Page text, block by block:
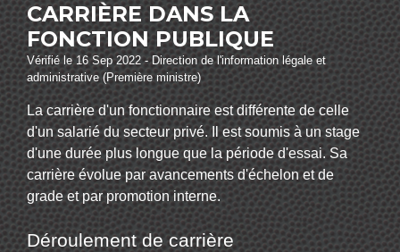
CARRIÈRE DANS LA
FONCTION PUBLIQUE
Vérifié le 16 Sep 2022 - Direction de l'information légale et
administrative (Première ministre)
La carrière d'un fonctionnaire est différente de celle
d'un salarié du secteur privé. Il est soumis à un stage
d'une durée plus longue que la période d'essai. Sa
carrière évolue par avancements d'échelon et de
grade et par promotion interne.
Déroulement de carrière